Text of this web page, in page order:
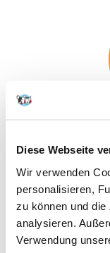
Diese Webseite
Wir verwenden
personalisieren,
zu können und
analysieren.
Verwendung
Zutaten:Truthahn 24%
(Lunge,
6% (Magen), Eier 4%,